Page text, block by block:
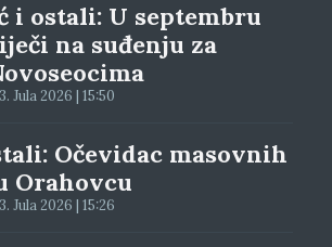
i ostali: U septembru
na suđenju za
Jula 2026 | 15:50
Očevidac masovnih
Orahovcu
Jula 2026 | 15:26